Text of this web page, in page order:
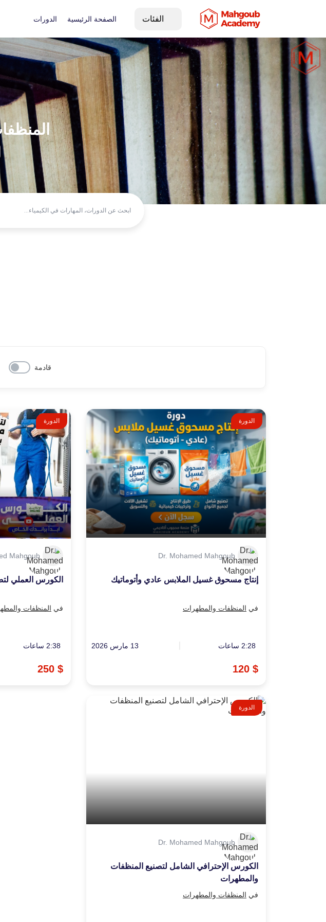
الفئات الصفحة الرئيسية الدورات
قادمة
الدورة
Dr. Mohamed Mahgoub
إنتاج مسحوق غسيل الملابس عادي وأتوماتيك
في المنظفات والمطهرات
2:28 ساعات 13 مارس 2026
$ 120
الدورة
Mahgoub
الكورس العملي
في المنظفات
2:38 ساعات
$ 250
الدورة
Dr. Mohamed Mahgoub
الكورس الإحترافي الشامل لتصنيع المنظفات
والمطهرات
في المنظفات والمطهرات